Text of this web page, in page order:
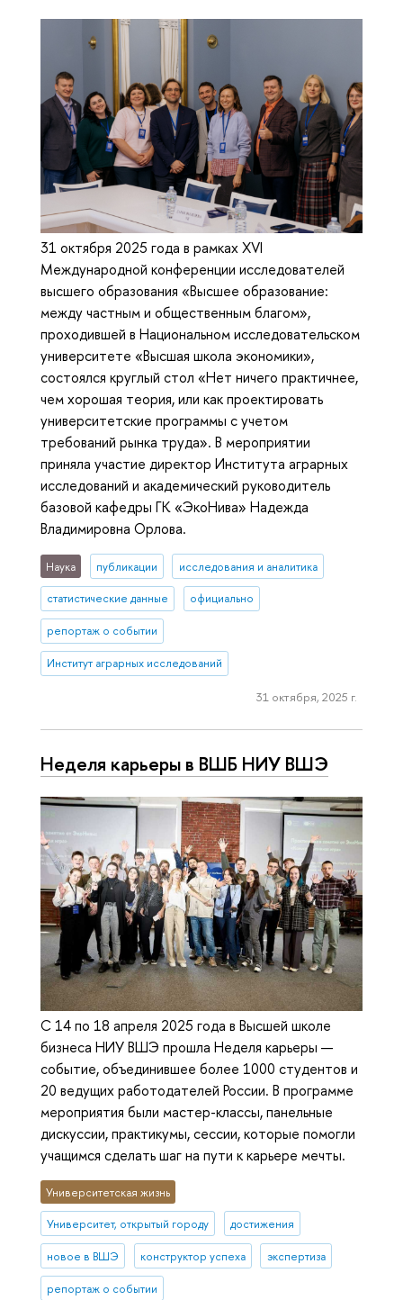
31 октября 2025 года в рамках XVI
Международной конференции исследователей
высшего образования «Высшее образование:
между частным и общественным благом»,
проходившей в Национальном исследовательском
университете «Высшая школа экономики»,
состоялся круглый стол «Нет ничего практичнее,
чем хорошая теория, или как проектировать
университетские программы с учетом
требований рынка труда». В мероприятии
приняла участие директор Института аграрных
исследований и академический руководитель
базовой кафедры ГК «ЭкоНива» Надежда
Владимировна Орлова.
Наука публикации исследования и аналитика
статистические данные официально
репортаж о событии
Институт аграрных исследований
31 октября, 2025 г.
Неделя карьеры в ВШБ НИУ ВШЭ
С 14 по 18 апреля 2025 года в Высшей школе
бизнеса НИУ ВШЭ прошла Неделя карьеры —
событие, объединившее более 1000 студентов и
20 ведущих работодателей России. В программе
мероприятия были мастер-классы, панельные
дискуссии, практикумы, сессии, которые помогли
учащимся сделать шаг на пути к карьере мечты.
Университетская жизнь
Университет, открытый городу достижения
новое в ВШЭ конструктор успеха экспертиза
репортаж о событии